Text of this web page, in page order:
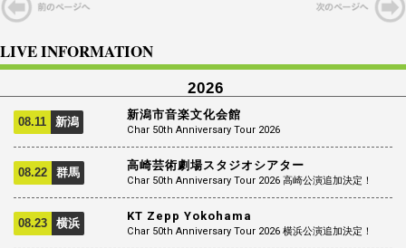
LIVE INFORMATION
2026
08.11 新潟 新潟市音楽文化会館
Char 50th Anniversary Tour 2026
08.22 群馬 高崎芸術劇場スタジオシアター
Char 50th Anniversary Tour 2026 高崎公演追加決定！
08.23 横浜 KT Zepp Yokohama
Char 50th Anniversary Tour 2026 横浜公演追加決定！